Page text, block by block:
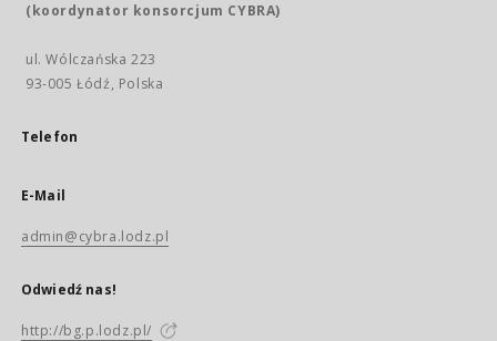
(koordynator konsorcjum CYBRA)
ul. Wólczańska 223
93-005 Łódź, Polska
Telefon
E-Mail
admin@cybra.lodz.pl
Odwiedź nas!
http://bg.p.lodz.pl/